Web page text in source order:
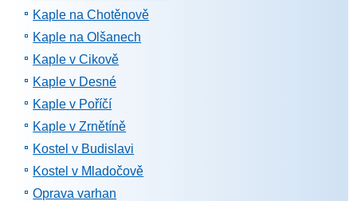
Kaple na Chotěnově
Kaple na Olšanech
Kaple v Cikově
Kaple v Desné
Kaple v Poříčí
Kaple v Zrnětíně
Kostel v Budislavi
Kostel v Mladočově
Oprava varhan